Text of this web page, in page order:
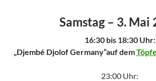
Samstag – 3. Mai
16:30 bis 18:30 Uhr:
„Djembé Djolof Germany“auf dem
23:00 Uhr: